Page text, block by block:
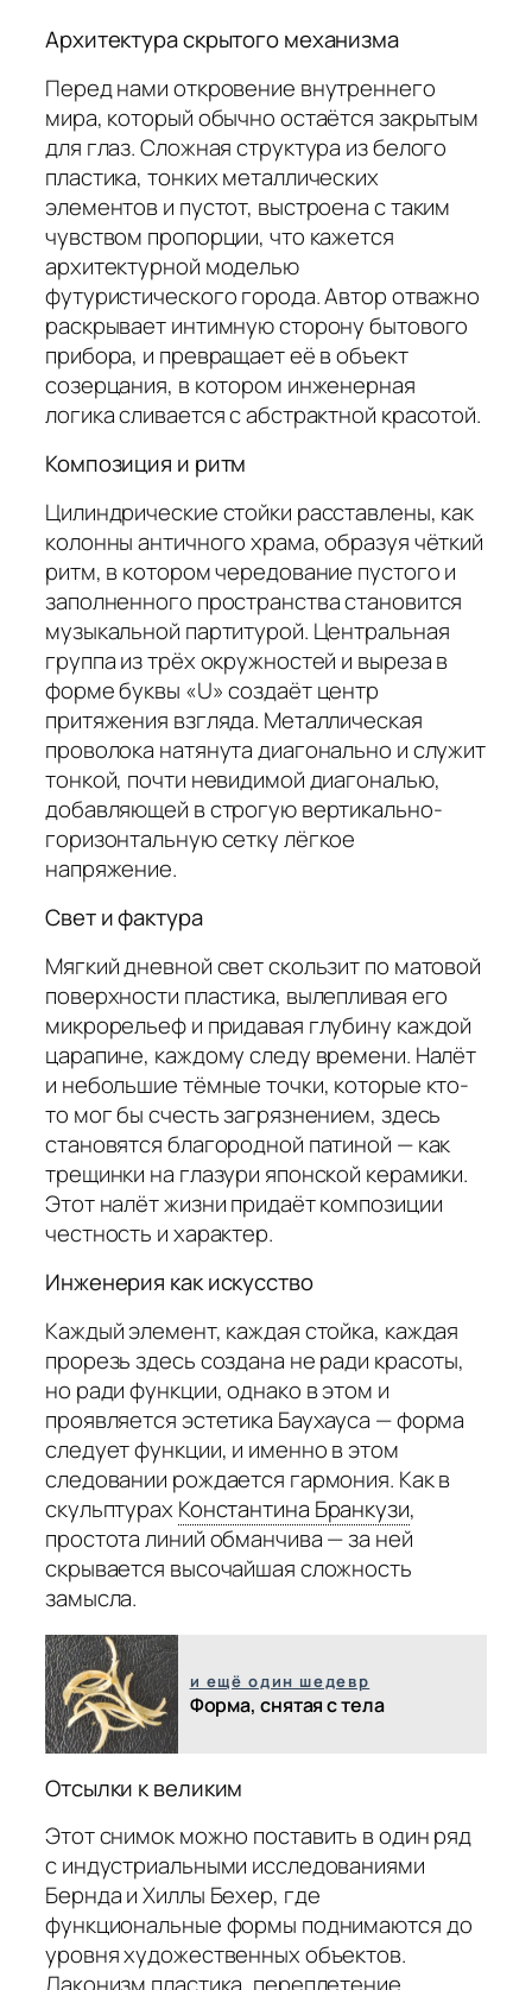
Архитектура скрытого механизма
Перед нами откровение внутреннего
мира, который обычно остаётся закрытым
для глаз. Сложная структура из белого
пластика, тонких металлических
элементов и пустот, выстроена с таким
чувством пропорции, что кажется
архитектурной моделью
футуристического города. Автор отважно
раскрывает интимную сторону бытового
прибора, и превращает её в объект
созерцания, в котором инженерная
логика сливается с абстрактной красотой.
Композиция и ритм
Цилиндрические стойки расставлены, как
колонны античного храма, образуя чёткий
ритм, в котором чередование пустого и
заполненного пространства становится
музыкальной партитурой. Центральная
группа из трёх окружностей и выреза в
форме буквы «U» создаёт центр
притяжения взгляда. Металлическая
проволока натянута диагонально и служит
тонкой, почти невидимой диагональю,
добавляющей в строгую вертикально-
горизонтальную сетку лёгкое
напряжение.
Свет и фактура
Мягкий дневной свет скользит по матовой
поверхности пластика, вылепливая его
микрорельеф и придавая глубину каждой
царапине, каждому следу времени. Налёт
и небольшие тёмные точки, которые кто-
то мог бы счесть загрязнением, здесь
становятся благородной патиной — как
трещинки на глазури японской керамики.
Этот налёт жизни придаёт композиции
честность и характер.
Инженерия как искусство
Каждый элемент, каждая стойка, каждая
прорезь здесь создана не ради красоты,
но ради функции, однако в этом и
проявляется эстетика Баухауса — форма
следует функции, и именно в этом
следовании рождается гармония. Как в
скульптурах Константина Бранкузи,
простота линий обманчива — за ней
скрывается высочайшая сложность
замысла.
и ещё один шедевр
Форма, снятая с тела
Отсылки к великим
Этот снимок можно поставить в один ряд
с индустриальными исследованиями
Бернда и Хиллы Бехер, где
функциональные формы поднимаются до
уровня художественных объектов.